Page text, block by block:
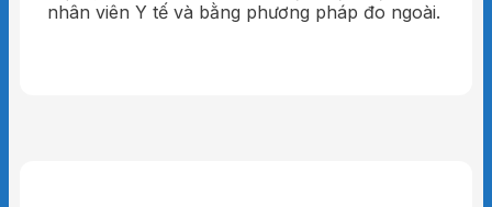
nhân viên Y tế và bằng phương pháp đo ngoài.